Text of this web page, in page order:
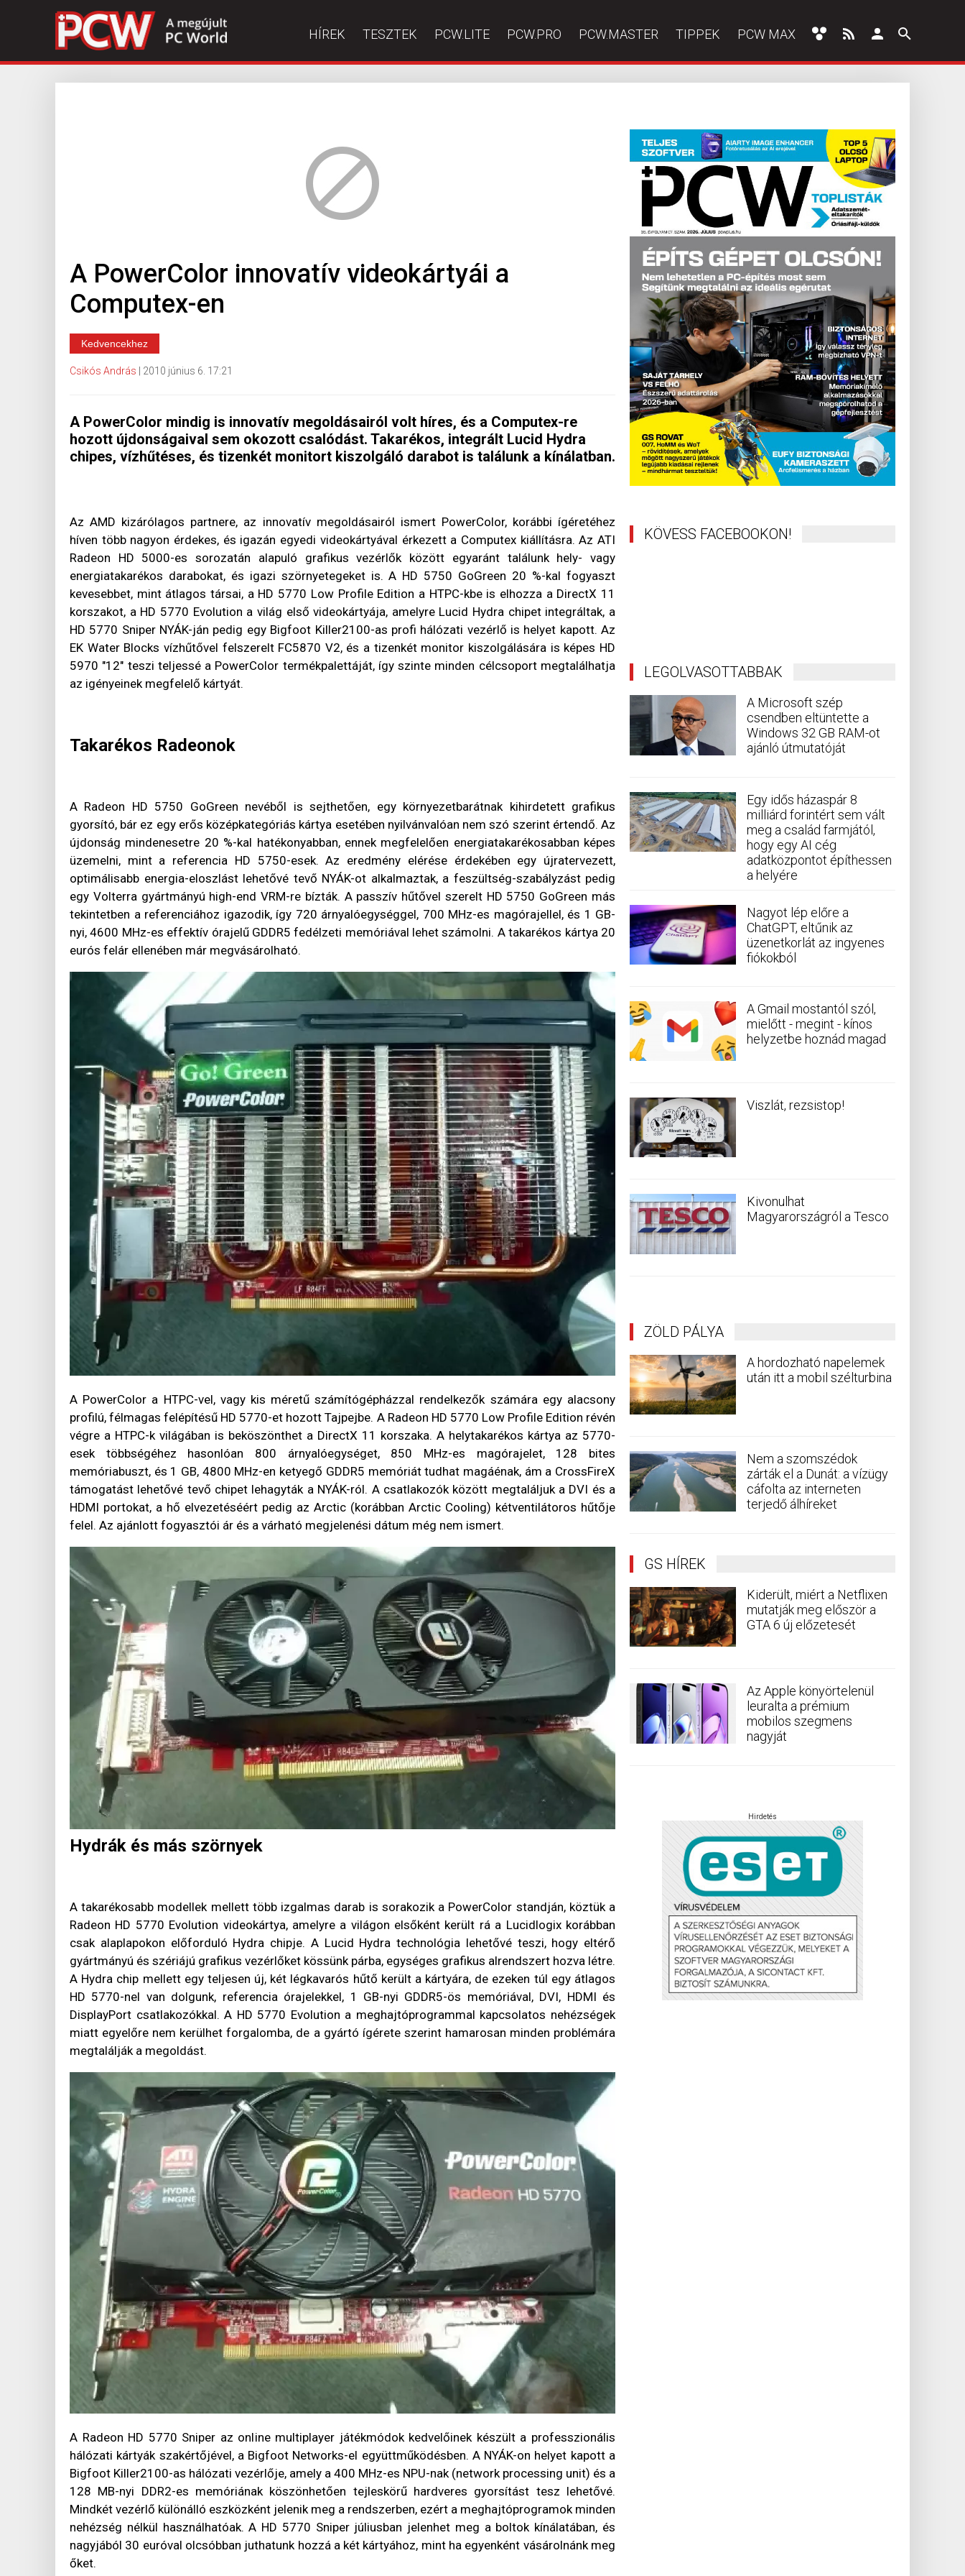
HÍREK TESZTEK PCW.LITE PCW.PRO PCW.MASTER TIPPEK PCW MAX
A PowerColor innovatív videokártyái a
Computex-en
Kedvencekhez
Csikós András 2010 június 6. 17:21
A PowerColor mindig is innovatív megoldásairól volt híres, és a Computex-re
hozott újdonságaival sem okozott csalódást. Takarékos, integrált Lucid Hydra
chipes, vízhűtéses, és tizenkét monitort kiszolgáló darabot is találunk a kínálatban.
Az AMD kizárólagos partnere, az innovatív megoldásairól ismert PowerColor, korábbi ígéretéhez
híven több nagyon érdekes, és igazán egyedi videokártyával érkezett a Computex kiállításra. Az ATI
Radeon HD 5000-es sorozatán alapuló grafikus vezérlők között egyaránt találunk hely- vagy
energiatakarékos darabokat, és igazi szörnyetegeket is. A HD 5750 GoGreen 20 %-kal fogyaszt
kevesebbet, mint átlagos társai, a HD 5770 Low Profile Edition a HTPC-kbe is elhozza a DirectX 11
korszakot, a HD 5770 Evolution a világ első videokártyája, amelyre Lucid Hydra chipet integráltak, a
HD 5770 Sniper NYÁK-ján pedig egy Bigfoot Killer2100-as profi hálózati vezérlő is helyet kapott. Az
EK Water Blocks vízhűtővel felszerelt FC5870 V2, és a tizenkét monitor kiszolgálására is képes HD
5970 "12" teszi teljessé a PowerColor termékpalettáját, így szinte minden célcsoport megtalálhatja
az igényeinek megfelelő kártyát.
Takarékos Radeonok
A Radeon HD 5750 GoGreen nevéből is sejthetően, egy környezetbarátnak kihirdetett grafikus
gyorsító, bár ez egy erős középkategóriás kártya esetében nyilvánvalóan nem szó szerint értendő. Az
újdonság mindenesetre 20 %-kal hatékonyabban, ennek megfelelően energiatakarékosabban képes
üzemelni, mint a referencia HD 5750-esek. Az eredmény elérése érdekében egy újratervezett,
optimálisabb energia-eloszlást lehetővé tevő NYÁK-ot alkalmaztak, a feszültség-szabályzást pedig
egy Volterra gyártmányú high-end VRM-re bízták. A passzív hűtővel szerelt HD 5750 GoGreen más
tekintetben a referenciához igazodik, így 720 árnyalóegységgel, 700 MHz-es magórajellel, és 1 GB-
nyi, 4600 MHz-es effektív órajelű GDDR5 fedélzeti memóriával lehet számolni. A takarékos kártya 20
eurós felár ellenében már megvásárolható.
A PowerColor a HTPC-vel, vagy kis méretű számítógépházzal rendelkezők számára egy alacsony
profilú, félmagas felépítésű HD 5770-et hozott Tajpejbe. A Radeon HD 5770 Low Profile Edition révén
végre a HTPC-k világában is beköszönthet a DirectX 11 korszaka. A helytakarékos kártya az 5770-
esek többségéhez hasonlóan 800 árnyalóegységet, 850 MHz-es magórajelet, 128 bites
memóriabuszt, és 1 GB, 4800 MHz-en ketyegő GDDR5 memóriát tudhat magáénak, ám a CrossFireX
támogatást lehetővé tevő chipet lehagyták a NYÁK-ról. A csatlakozók között megtaláljuk a DVI és a
HDMI portokat, a hő elvezetéséért pedig az Arctic (korábban Arctic Cooling) kétventilátoros hűtője
felel. Az ajánlott fogyasztói ár és a várható megjelenési dátum még nem ismert.
Hydrák és más szörnyek
A takarékosabb modellek mellett több izgalmas darab is sorakozik a PowerColor standján, köztük a
Radeon HD 5770 Evolution videokártya, amelyre a világon elsőként került rá a Lucidlogix korábban
csak alaplapokon előforduló Hydra chipje. A Lucid Hydra technológia lehetővé teszi, hogy eltérő
gyártmányú és szériájú grafikus vezérlőket kössünk párba, egységes grafikus alrendszert hozva létre.
A Hydra chip mellett egy teljesen új, két légkavarós hűtő került a kártyára, de ezeken túl egy átlagos
HD 5770-nel van dolgunk, referencia órajelekkel, 1 GB-nyi GDDR5-ös memóriával, DVI, HDMI és
DisplayPort csatlakozókkal. A HD 5770 Evolution a meghajtóprogrammal kapcsolatos nehézségek
miatt egyelőre nem kerülhet forgalomba, de a gyártó ígérete szerint hamarosan minden problémára
megtalálják a megoldást.
A Radeon HD 5770 Sniper az online multiplayer játékmódok kedvelőinek készült a professzionális
hálózati kártyák szakértőjével, a Bigfoot Networks-el együttműködésben. A NYÁK-on helyet kapott a
Bigfoot Killer2100-as hálózati vezérlője, amely a 400 MHz-es NPU-nak (network processing unit) és a
128 MB-nyi DDR2-es memóriának köszönhetően tejleskörű hardveres gyorsítást tesz lehetővé.
Mindkét vezérlő különálló eszközként jelenik meg a rendszerben, ezért a meghajtóprogramok minden
nehézség nélkül használhatóak. A HD 5770 Sniper júliusban jelenhet meg a boltok kínálatában, és
nagyjából 30 euróval olcsóbban juthatunk hozzá a két kártyához, mint ha egyenként vásárolnánk meg
őket.
KÖVESS FACEBOOKON!
LEGOLVASOTTABBAK
A Microsoft szép
csendben eltüntette a
Windows 32 GB RAM-ot
ajánló útmutatóját
Egy idős házaspár 8
milliárd forintért sem vált
meg a család farmjától,
hogy egy AI cég
adatközpontot építhessen
a helyére
Nagyot lép előre a
ChatGPT, eltűnik az
üzenetkorlát az ingyenes
fiókokból
A Gmail mostantól szól,
mielőtt - megint - kínos
helyzetbe hoznád magad
Viszlát, rezsistop!
Kivonulhat
Magyarországról a Tesco
ZÖLD PÁLYA
A hordozható napelemek
után itt a mobil szélturbina
Nem a szomszédok
zárták el a Dunát: a vízügy
cáfolta az interneten
terjedő álhíreket
GS HÍREK
Kiderült, miért a Netflixen
mutatják meg először a
GTA 6 új előzetesét
Az Apple könyörtelenül
leuralta a prémium
mobilos szegmens
nagyját
Hirdetés